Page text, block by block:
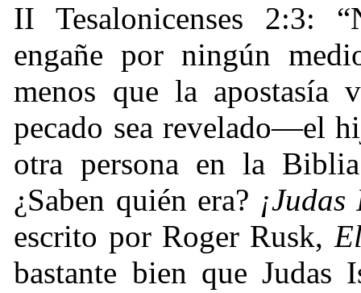
II Tesalonicenses 2:3:
engañe por ningún
menos que la apostasía
pecado sea revelado—el
otra persona en la
¿Saben quién era?
escrito por Roger Rusk,
bastante bien que Judas